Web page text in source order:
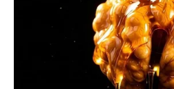
Jadwal Tayang: Senin – Minggu,